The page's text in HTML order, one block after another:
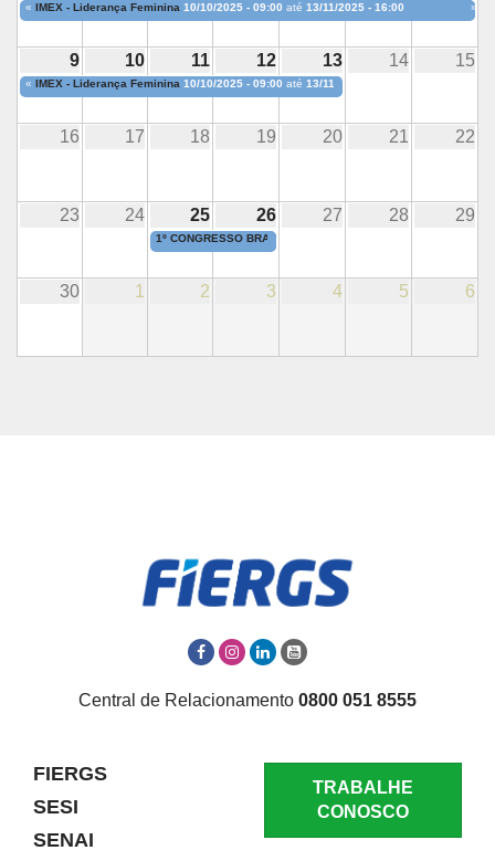
« IMEX - Liderança Feminina 10/10/2025 - 09:00 até 13/11/2025 - 16:00 »
9 10 11 12 13 14 15
« IMEX - Liderança Feminina 10/10/2025 - 09:00 até 13/11/2025 - 16:00
16 17 18 19 20 21 22
23 24 25 26 27 28 29
1º CONGRESSO BRASILEIRO DE COMÉRCIO EXTERIOR
30 1 2 3 4 5 6
Central de Relacionamento 0800 051 8555
FIERGS
SESI
SENAI
TRABALHE
CONOSCO